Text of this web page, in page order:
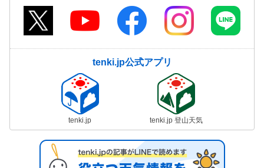
tenki.jp公式アプリ
tenki.jp tenki.jp 登山天気